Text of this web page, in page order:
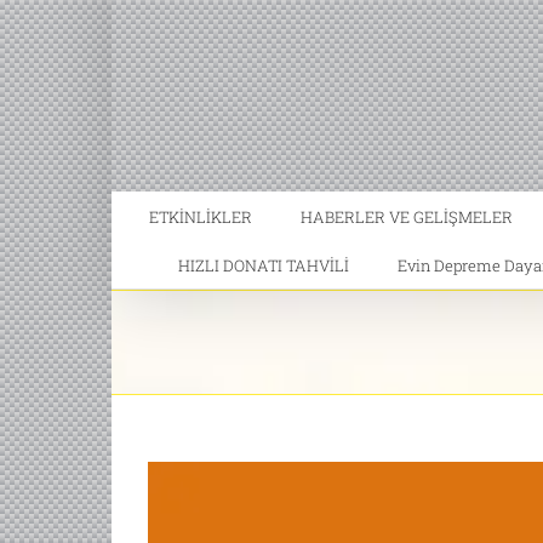
ETKİNLİKLER HABERLER VE GELİŞMELER
HIZLI DONATI TAHVİLİ Evin Depreme